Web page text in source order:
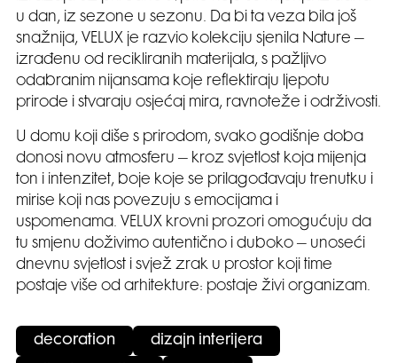
u dan, iz sezone u sezonu. Da bi ta veza bila još
snažnija, VELUX je razvio kolekciju sjenila Nature –
izrađenu od recikliranih materijala, s pažljivo
odabranim nijansama koje reflektiraju ljepotu
prirode i stvaraju osjećaj mira, ravnoteže i održivosti.
U domu koji diše s prirodom, svako godišnje doba
donosi novu atmosferu – kroz svjetlost koja mijenja
ton i intenzitet, boje koje se prilagođavaju trenutku i
mirise koji nas povezuju s emocijama i
uspomenama. VELUX krovni prozori omogućuju da
tu smjenu doživimo autentično i duboko – unoseći
dnevnu svjetlost i svjež zrak u prostor koji time
postaje više od arhitekture: postaje živi organizam.
decoration dizajn interijera